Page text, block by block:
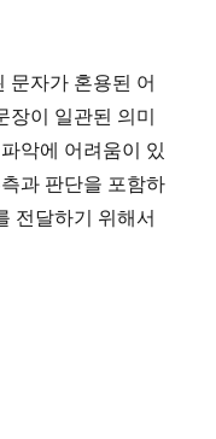
문자가 혼용된 어
장이 일관된 의미
악에 어려움이 있
과 판단을 포함하
전달하기 위해서